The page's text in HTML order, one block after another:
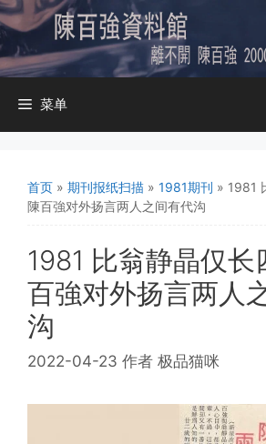
跳
至
内
容
菜单
首页 » 期刊报纸扫描 » 1981期刊 » 1981
陳百強对外扬言两人之间有代沟
1981 比翁静晶仅长
百強对外扬言两人
沟
2022-04-23 作者 极品猫咪